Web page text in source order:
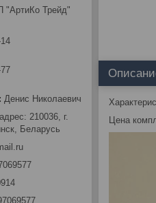
Цена
"АртиКо Трейд"
Денис Николаевич
210036, г.
Беларусь